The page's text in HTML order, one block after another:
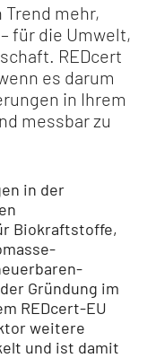
mehr,
für die Umwelt,
REDcert
es darum
in Ihrem
messbar zu
in der
Biokraftstoffe,
Gründung im
REDcert-EU
weitere
und ist damit